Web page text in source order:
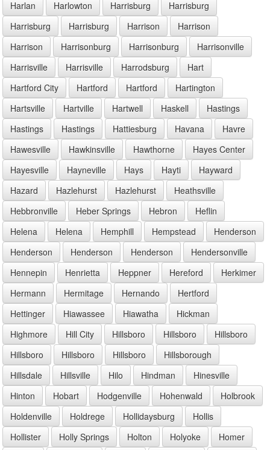
Harlan
Harlowton Harrisburg
Harrisburg
Harrisburg
Harrisburg Harrison
Harrison
Harrison
Harrisonburg Harrisonburg
Harrisonville
Harrisville
Harrisville Harrodsburg
Hart
Hartford City
Hartford Hartford
Hartington
Hartsville
Hartville Hartwell Haskell
Hastings
Hastings
Hastings Hattiesburg Havana
Havre
Hawesville
Hawkinsville Hawthorne
Hayes Center
Hayesville
Hayneville Hays Hayti
Hayward
Hazard
Hazlehurst Hazlehurst
Heathsville
Hebbronville
Heber Springs Hebron
Heflin
Helena
Helena Hemphill Hempstead
Henderson
Henderson
Henderson Henderson
Hendersonville
Hennepin
Henrietta Heppner Hereford
Herkimer
Hermann
Hermitage Hernando
Hertford
Hettinger
Hiawassee Hiawatha
Hickman
Highmore
Hill City Hillsboro Hillsboro
Hillsboro
Hillsboro
Hillsboro Hillsboro
Hillsborough
Hillsdale
Hillsville Hilo Hindman
Hinesville
Hinton
Hobart Hodgenville Hohenwald
Holbrook
Holdenville
Holdrege Hollidaysburg
Hollis
Hollister
Holly Springs Holton Holyoke
Homer